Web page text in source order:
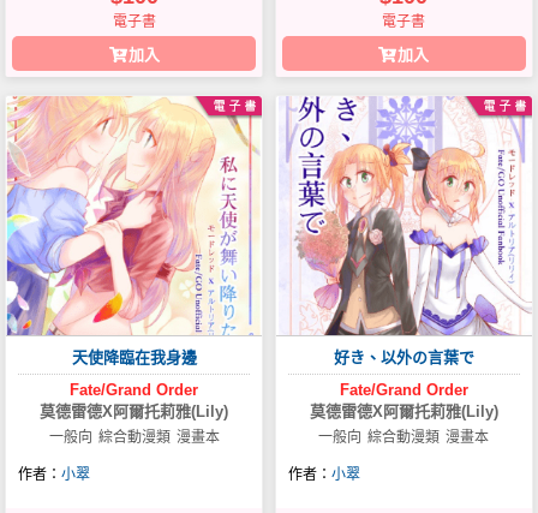
電子書
加入
電子書
加入
天使降臨在我身邊
Fate/Grand Order
莫德雷德X阿爾托莉雅(Lily)
一般向 綜合動漫類 漫畫本
作者：小翠
好き、以外の言葉で
Fate/Grand Order
莫德雷德X阿爾托莉雅(Lily)
一般向 綜合動漫類 漫畫本
作者： 小翠